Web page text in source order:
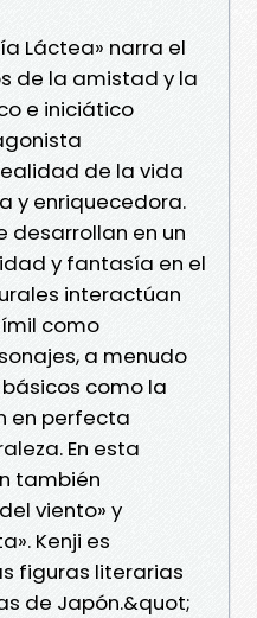
Láctea» narra el
de la amistad y la
e iniciático
de la vida
y enriquecedora.
desarrollan en un
y fantasía en el
interactúan
como
a menudo
como la
en perfecta
En esta
también
viento» y
Kenji es
figuras literarias
de Japón.&quot;